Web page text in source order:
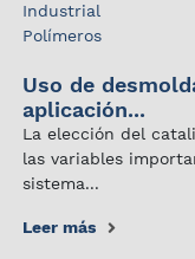
Industrial
Polímeros
Uso de
aplicación...
La elección del
las variables
sistema...
Leer más